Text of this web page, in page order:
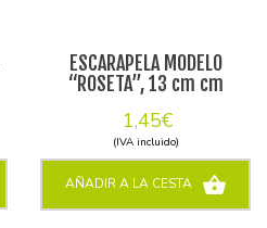
ESCARAPELA MODELO
“ROSETA”, 13 cm cm
1,45€
(IVA incluido)
AÑADIR A LA CESTA